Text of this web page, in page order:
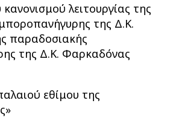
λειτουργίας της
της Δ.Κ.
παραδοσιακής
της Δ.Κ. Φαρκαδόνας
εθίμου της